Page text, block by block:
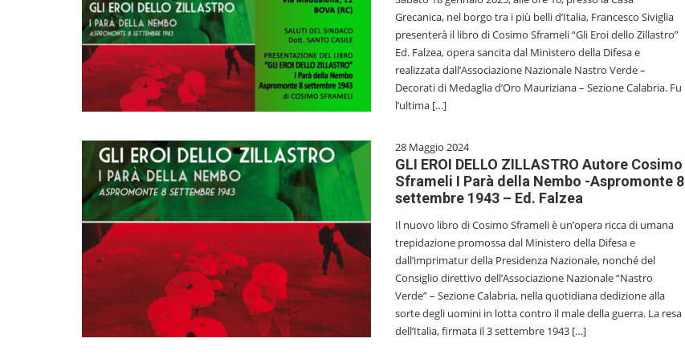
Grecanica, nel borgo tra i più belli d’Italia, Francesco Siviglia
presenterà il libro di Cosimo Sframeli “Gli Eroi dello Zillastro”
Ed. Falzea, opera sancita dal Ministero della Difesa e
realizzata dall’Associazione Nazionale Nastro Verde –
Decorati di Medaglia d’Oro Mauriziana – Sezione Calabria. Fu
l’ultima […]
28 Maggio 2024
GLI EROI DELLO ZILLASTRO Autore Cosimo
Sframeli I Parà della Nembo -Aspromonte 8
settembre 1943 – Ed. Falzea
Il nuovo libro di Cosimo Sframeli è un’opera ricca di umana
trepidazione promossa dal Ministero della Difesa e
dall’imprimatur della Presidenza Nazionale, nonché del
Consiglio direttivo dell’Associazione Nazionale “Nastro
Verde” – Sezione Calabria, nella quotidiana dedizione alla
sorte degli uomini in lotta contro il male della guerra. La resa
dell’Italia, firmata il 3 settembre 1943 […]